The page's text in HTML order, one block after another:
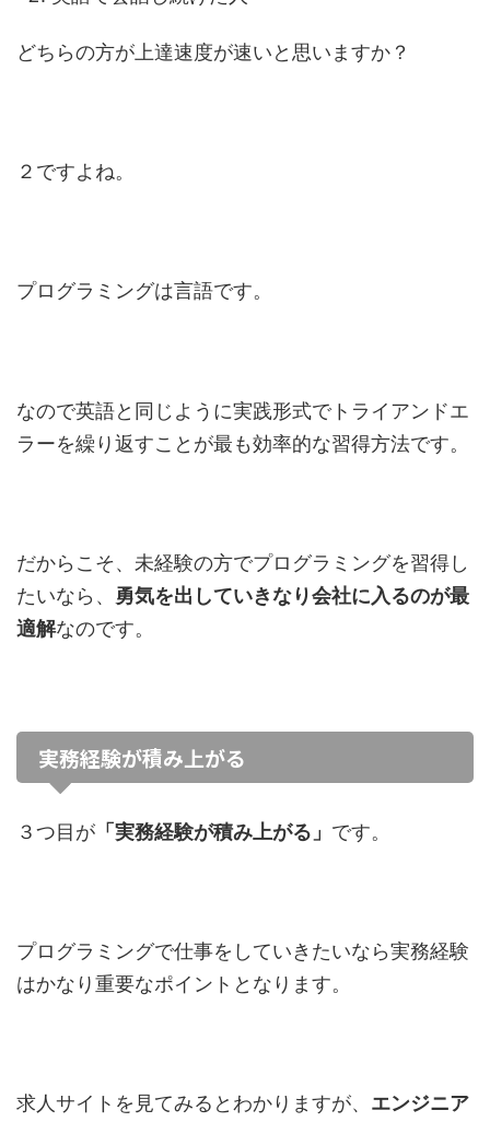
どちらの方が上達速度が速いと思いますか？
２ですよね。
プログラミングは言語です。
なので英語と同じように実践形式でトライアンドエ
ラーを繰り返すことが最も効率的な習得方法です。
だからこそ、未経験の方でプログラミングを習得し
たいなら、 勇気を出していきなり会社に入るのが最
適解なのです。
実務経験が積み上がる
３つ目が 「実務経験が積み上がる」 です。
プログラミングで仕事をしていきたいなら実務経験
はかなり重要なポイントとなります。
求人サイトを見てみるとわかりますが、 エンジニア